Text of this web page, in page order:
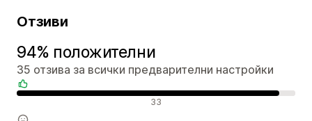
Отзиви
94% положителни
35 отзива за всички предварителни настройки
Положителни отзиви 33